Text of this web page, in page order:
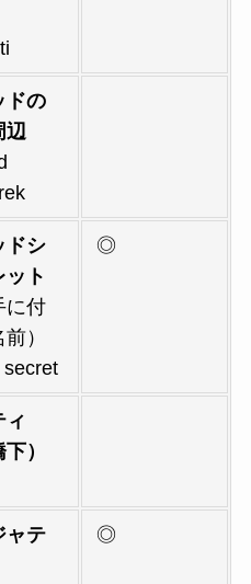
ドの
辺
ドシ
ット
に付
）
◎
ィ
下）
ャテ
◎